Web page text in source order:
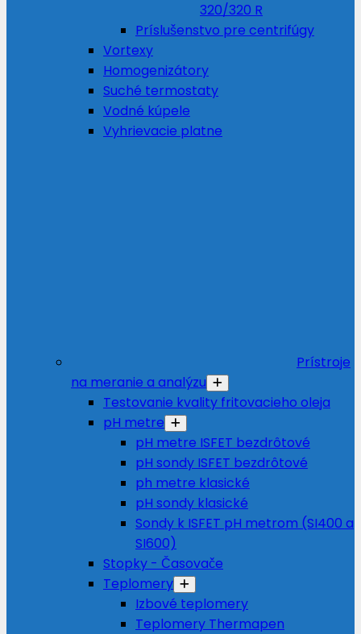
320/320 R
Príslušenstvo pre centrifúgy
Vortexy
Homogenizátory
Suché termostaty
Vodné kúpele
Vyhrievacie platne
Prístroje
na meranie a analýzu
Testovanie kvality fritovacieho oleja
pH metre
pH metre ISFET bezdrôtové
pH sondy ISFET bezdrôtové
ph metre klasické
pH sondy klasické
Sondy k ISFET pH metrom (SI400 a
SI600)
Stopky - Časovače
Teplomery
Izbové teplomery
Teplomery Thermapen